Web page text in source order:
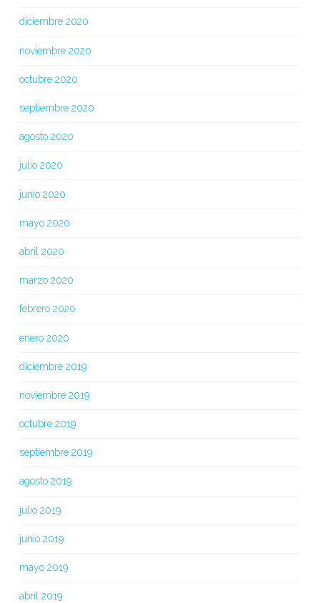
diciembre 2020
noviembre 2020
octubre 2020
septiembre 2020
agosto 2020
julio 2020
junio 2020
mayo 2020
abril 2020
marzo 2020
febrero 2020
enero 2020
diciembre 2019
noviembre 2019
octubre 2019
septiembre 2019
agosto 2019
julio 2019
junio 2019
mayo 2019
abril 2019